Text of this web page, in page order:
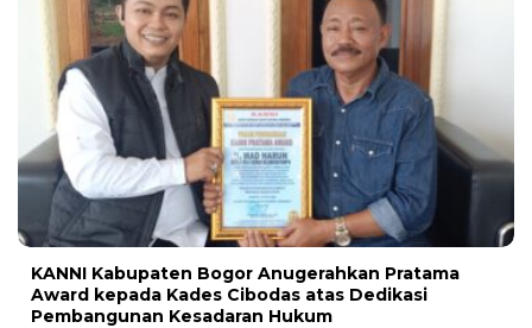
KANNI Kabupaten Bogor Anugerahkan Pratama
Award kepada Kades Cibodas atas Dedikasi
Pembangunan Kesadaran Hukum